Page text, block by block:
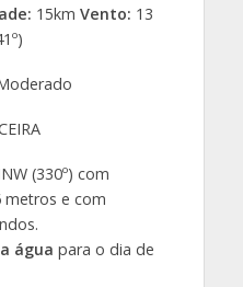
15km Vento: 13
(330º) com
metros e com
água para o dia de